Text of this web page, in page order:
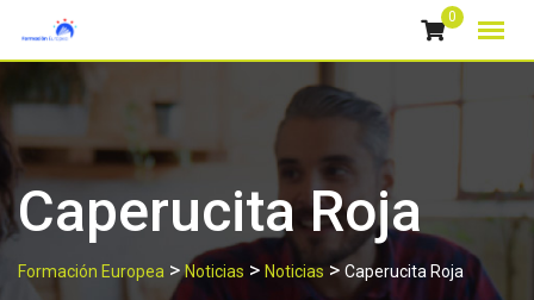
0
Caperucita Roja
Formación Europea >Noticias > Noticias > Caperucita Roja